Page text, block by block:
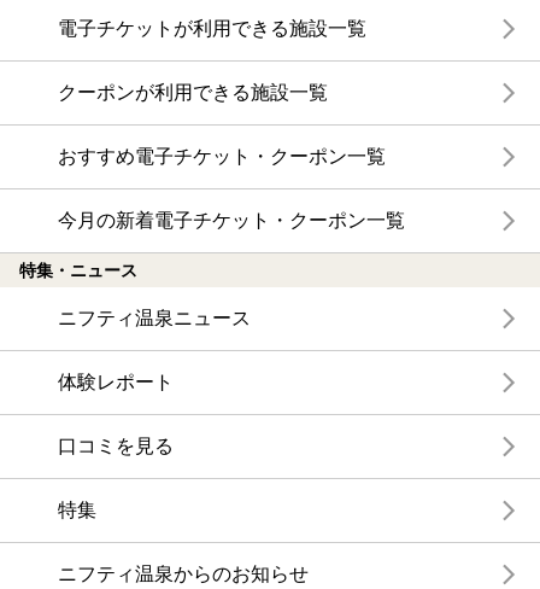
電子チケットが利用できる施設一覧
クーポンが利用できる施設一覧
おすすめ電子チケット・クーポン一覧
今月の新着電子チケット・クーポン一覧
特集・ニュース
ニフティ温泉ニュース
体験レポート
口コミを見る
特集
ニフティ温泉からのお知らせ